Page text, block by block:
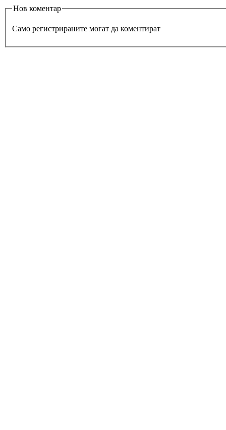
Нов коментар
Само регистрираните могат да коментират